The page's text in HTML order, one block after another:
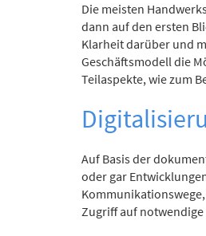
Die meisten
dann auf den ersten
Klarheit darüber und
Geschäftsmodell die
Teilaspekte, wie zum
Auf Basis der
oder gar
Zugriff auf